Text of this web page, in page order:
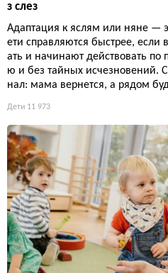
з слез
Адаптация к яслям или няне —
ети справляются быстрее, если
ать и начинают действовать по
ю и без тайных исчезновений.
нал: мама вернется, а рядом
Дети 11 973